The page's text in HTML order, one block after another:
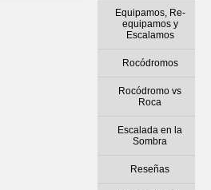
Equipamos, Re-
equipamos y
Escalamos
Rocódromos
Rocódromo vs
Roca
Escalada en la
Sombra
Reseñas